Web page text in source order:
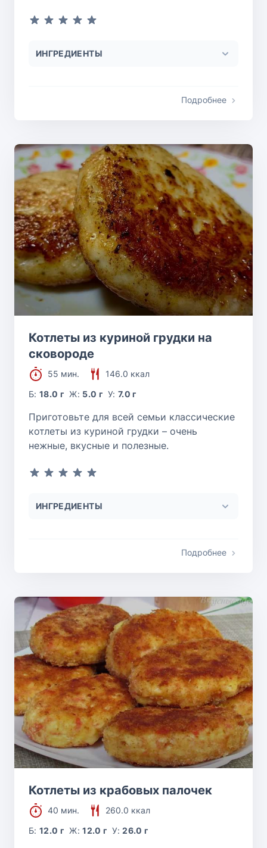
ИНГРЕДИЕНТЫ
Подробнее
Котлеты из куриной грудки на
сковороде
55 мин.
146.0 ккал
Б:18.0 г Ж: 5.0 г У:7.0 г
Приготовьте для всей семьи классические
котлеты из куриной грудки – очень
нежные, вкусные и полезные.
ИНГРЕДИЕНТЫ
Подробнее
Котлеты из крабовых палочек
40 мин.
260.0 ккал
Б:12.0 г Ж:12.0 г У:26.0 г